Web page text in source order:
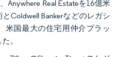
Anywhere Real Estateを16億米
Coldwell Bankerなどのレガシ
米国最大の住宅用仲介プラッ
。